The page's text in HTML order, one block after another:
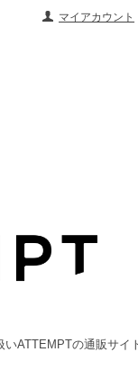
マイアカウント
ATTEMPTの通販サイ